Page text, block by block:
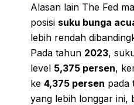
Alasan lain The Fed
posisi suku bunga
lebih rendah
Pada tahun 2023,
level 5,375 persen,
ke 4,375 persen pada
yang lebih longgar ini,